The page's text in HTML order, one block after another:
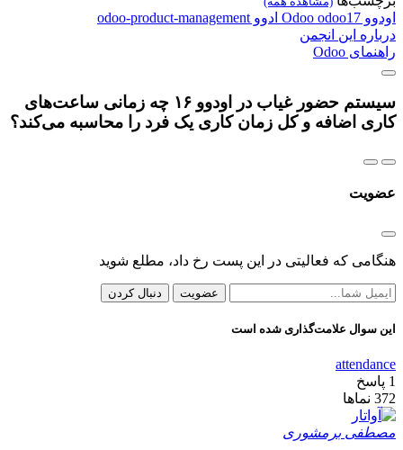
اودوو Odoo odoo17 ادوو odoo-product-management
درباره این انجمن
راهنمای Odoo
سیستم حضور غیاب در اودوو ۱۶ چه زمانی ساعت‌های
کاری اضافه و کل زمان کاری یک فرد را محاسبه می‌کند؟
عضویت
هنگامی که فعالیتی در این پست رخ داد، مطلع شوید
عضویت دنبال کردن
این سوال علامت‌گذاری شده است
attendance
1 پاسخ
372 نماها
مصطفی برمشوری